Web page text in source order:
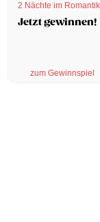
2 Nächte im Romantik
Hotel
Jetzt gewinnen!
zum Gewinnspiel